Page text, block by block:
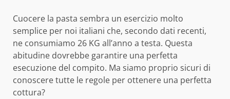
Cuocere la pasta sembra un esercizio molto
semplice per noi italiani che, secondo dati recenti,
ne consumiamo 26 KG all’anno a testa. Questa
abitudine dovrebbe garantire una perfetta
esecuzione del compito. Ma siamo proprio sicuri di
conoscere tutte le regole per ottenere una perfetta
cottura?